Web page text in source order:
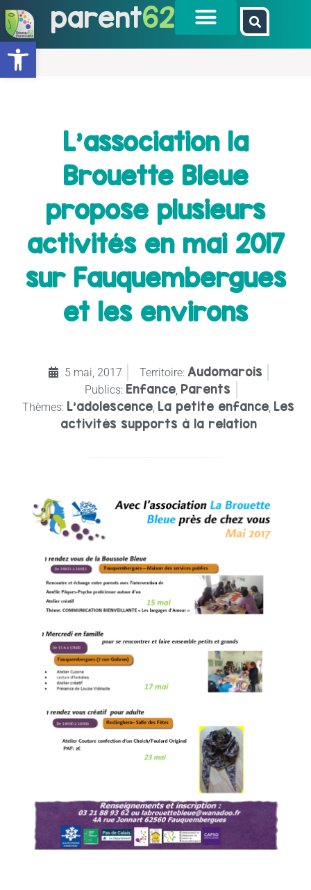
Ouvrir la barre d’outils
parent62
L’association la
Brouette Bleue
propose plusieurs
activités en mai 2017
sur Fauquembergues
et les environs
5 mai, 2017 Territoire: Audomarois
Publics: Enfance Parents
Thèmes: L’adolescence La petite enfance Les
activités supports à la relation